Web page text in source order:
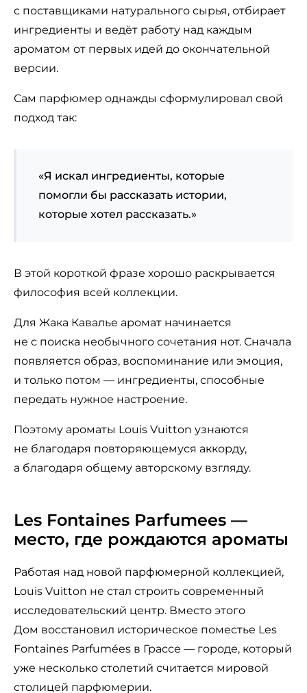
с поставщиками натурального сырья, отбирает
ингредиенты и ведёт работу над каждым
ароматом от первых идей до окончательной
версии.
Сам парфюмер однажды сформулировал свой
подход так:
«Я искал ингредиенты, которые
помогли бы рассказать истории,
которые хотел рассказать.»
В этой короткой фразе хорошо раскрывается
философия всей коллекции.
Для Жака Кавалье аромат начинается
не с поиска необычного сочетания нот. Сначала
появляется образ, воспоминание или эмоция,
и только потом — ингредиенты, способные
передать нужное настроение.
Поэтому ароматы Louis Vuitton узнаются
не благодаря повторяющемуся аккорду,
а благодаря общему авторскому взгляду.
Les Fontaines Parfumees —
место, где рождаются ароматы
Работая над новой парфюмерной коллекцией,
Louis Vuitton не стал строить современный
исследовательский центр. Вместо этого
Дом восстановил историческое поместье Les
Fontaines Parfumées в Грассе — городе, который
уже несколько столетий считается мировой
столицей парфюмерии.